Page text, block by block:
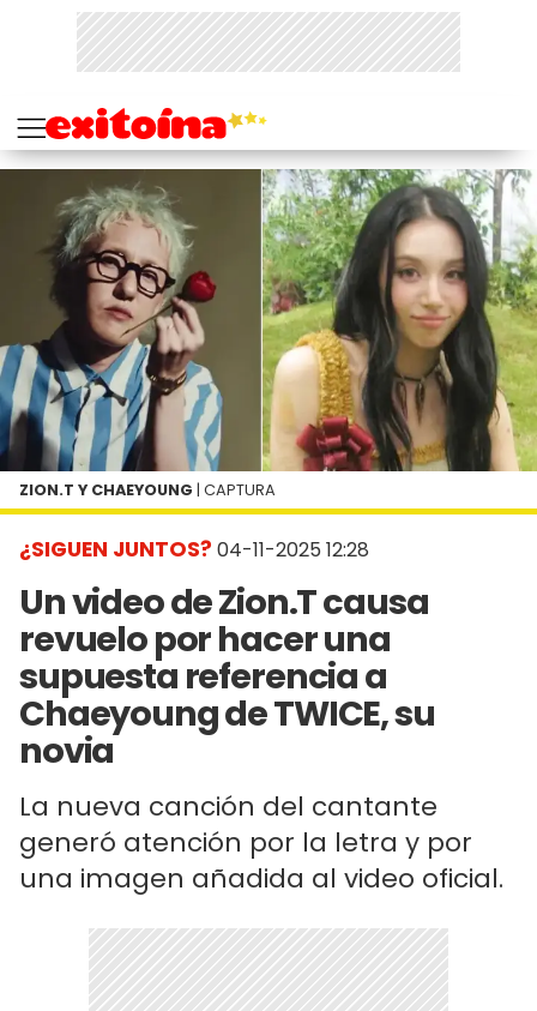
¿SIGUEN JUNTOS? 04-11-2025 12:28
Un video de Zion.T causa
revuelo por hacer una
supuesta referencia a
Chaeyoung de TWICE, su
novia
La nueva canción del cantante
generó atención por la letra y por
una imagen añadida al video oficial.
ZION.T Y CHAEYOUNG | CAPTURA